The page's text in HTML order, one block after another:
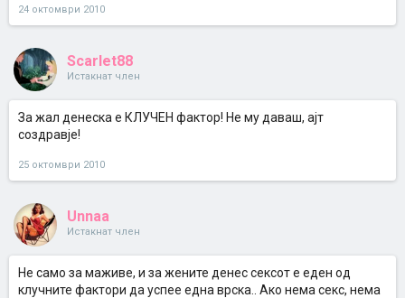
24 октомври 2010
Scarlet88
Истакнат член
За жал денеска е КЛУЧЕН фактор! Не му даваш, ајт
создравје!
25 октомври 2010
Unnaa
Истакнат член
Не само за маживе, и за жените денес сексот е еден од
клучните фактори да успее една врска.. Ако нема секс, нема